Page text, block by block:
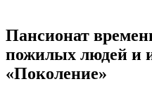
Пансионат
пожилых людей и
«Поколение»